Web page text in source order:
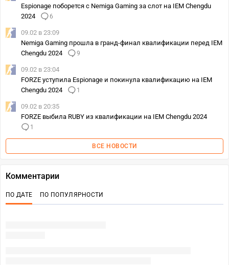
Espionage поборется с Nemiga Gaming за слот на IEM Chengdu
2024
6
09.02 в 23:09
Nemiga Gaming прошла в гранд-финал квалификации перед IEM
Chengdu 2024
9
09.02 в 23:04
FORZE уступила Espionage и покинула квалификацию на IEM
Chengdu 2024
1
09.02 в 20:35
FORZE выбила RUBY из квалификации на IEM Chengdu 2024
1
ВСЕ НОВОСТИ
Комментарии
ПО ДАТЕ ПО ПОПУЛЯРНОСТИ